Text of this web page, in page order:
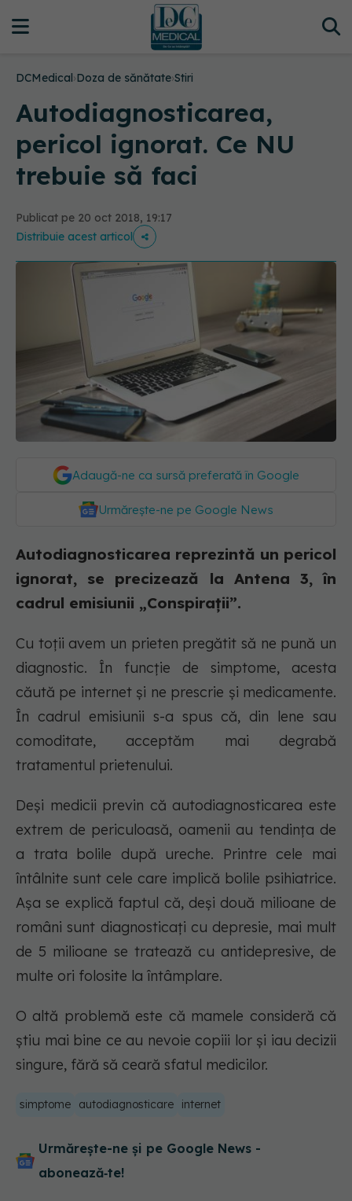
DCMedical›Doza de sănătate›Stiri
Autodiagnosticarea,
pericol ignorat. Ce NU
trebuie să faci
Publicat pe 20 oct 2018, 19:17
Distribuie acest articol
Adaugă-ne ca sursă preferată în Google
Urmărește-ne pe Google News
Autodiagnosticarea reprezintă un pericol
ignorat, se precizează la Antena 3, în
cadrul emisiunii „Conspirații”.
Cu toții avem un prieten pregătit să ne pună un
diagnostic. În funcție de simptome, acesta
căută pe internet și ne prescrie și medicamente.
În cadrul emisiunii s-a spus că, din lene sau
comoditate, acceptăm mai degrabă
tratamentul prietenului.
Deși medicii previn că autodiagnosticarea este
extrem de periculoasă, oamenii au tendința de
a trata bolile după ureche. Printre cele mai
întâlnite sunt cele care implică bolile psihiatrice.
Așa se explică faptul că, deși două milioane de
români sunt diagnosticați cu depresie, mai mult
de 5 milioane se tratează cu antidepresive, de
multe ori folosite la întâmplare.
O altă problemă este că mamele consideră că
știu mai bine ce au nevoie copiii lor și iau decizii
singure, fără să ceară sfatul medicilor.
simptome autodiagnosticare internet
Urmărește-ne și pe Google News -
abonează‑te!